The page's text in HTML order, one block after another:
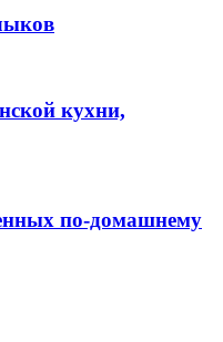
кухни,
по-домашнему